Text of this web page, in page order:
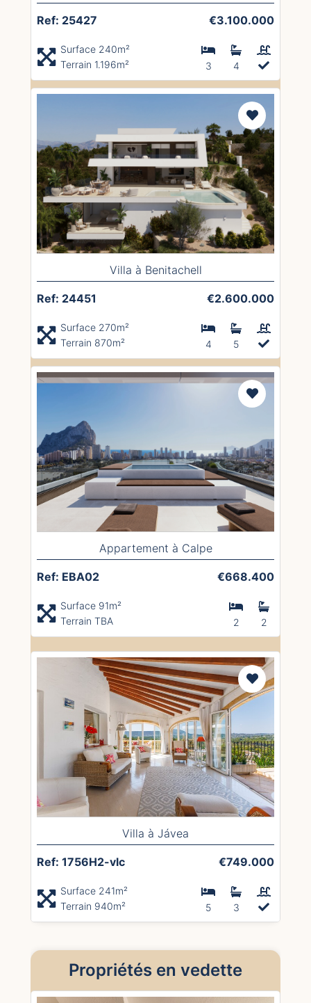
Ref: 25427 €3.100.000
Surface 240m²
Terrain 1.196m²
3 4
Villa à Benitachell
Ref: 24451 €2.600.000
Surface 270m²
Terrain 870m²
4 5
Appartement à Calpe
Ref: EBA02 €668.400
Surface 91m²
Terrain TBA
2 2
Villa à Jávea
Ref: 1756H2-vlc €749.000
Surface 241m²
Terrain 940m²
5 3
Propriétés en vedette